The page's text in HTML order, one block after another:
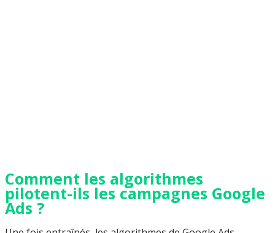
Comment les algorithmes
pilotent-ils les campagnes Google
Ads ?